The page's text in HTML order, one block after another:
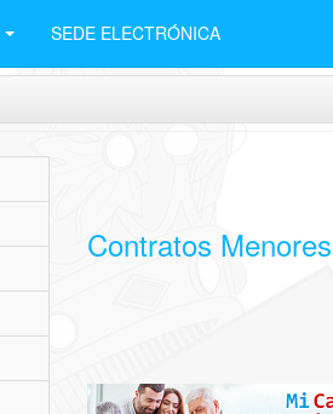
SEDE ELECTRÓNICA
Contratos Menores